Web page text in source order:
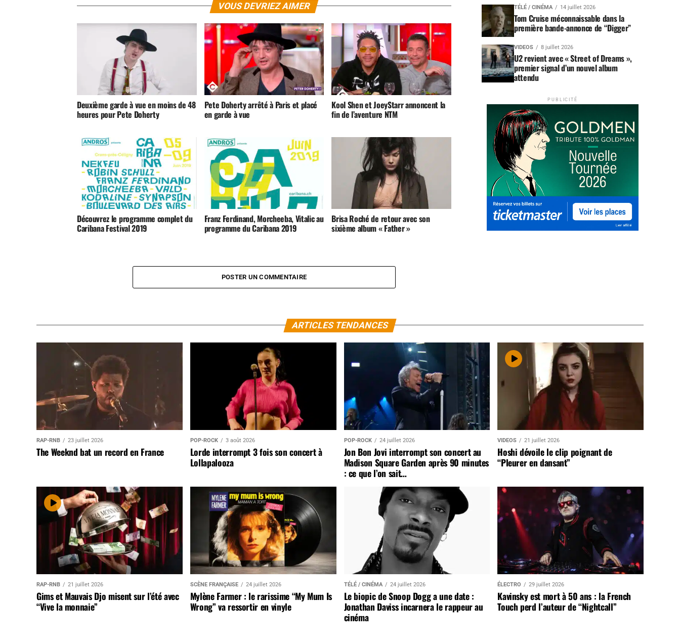
VOUS DEVRIEZ AIMER
Deuxième garde à vue en moins de 48
heures pour Pete Doherty
Pete Doherty arrêté à Paris et placé
en garde à vue
Kool Shen et JoeyStarr annoncent la
fin de l’aventure NTM
Découvrez le programme complet du
Caribana Festival 2019
Franz Ferdinand, Morcheeba, Vitalic au
programme du Caribana 2019
Brisa Roché de retour avec son
sixième album « Father »
POSTER UN COMMENTAIRE
TÉLÉ / CINÉMA 14 juillet 2026
Tom Cruise méconnaissable dans la
première bande-annonce de “Digger”
VIDEOS 8 juillet 2026
U2 revient avec « Street of Dreams »,
premier signal d’un nouvel album
attendu
PUBLICITÉ
ARTICLES TENDANCES
RAP-RNB 23 juillet 2026
The Weeknd bat un record en France
POP-ROCK 3 août 2026
Lorde interrompt 3 fois son concert à
Lollapalooza
POP-ROCK 24 juillet 2026
Jon Bon Jovi interrompt son concert au
Madison Square Garden après 90 minutes
: ce que l’on sait…
VIDEOS 21 juillet 2026
Hoshi dévoile le clip poignant de
“Pleurer en dansant”
RAP-RNB 21 juillet 2026
Gims et Mauvais Djo misent sur l’été avec
“Vive la monnaie”
SCÈNE FRANÇAISE 24 juillet 2026
Mylène Farmer : le rarissime “My Mum Is
Wrong” va ressortir en vinyle
TÉLÉ / CINÉMA 24 juillet 2026
Le biopic de Snoop Dogg a une date :
Jonathan Daviss incarnera le rappeur au
cinéma
ÉLECTRO 29 juillet 2026
Kavinsky est mort à 50 ans : la French
Touch perd l’auteur de “Nightcall”